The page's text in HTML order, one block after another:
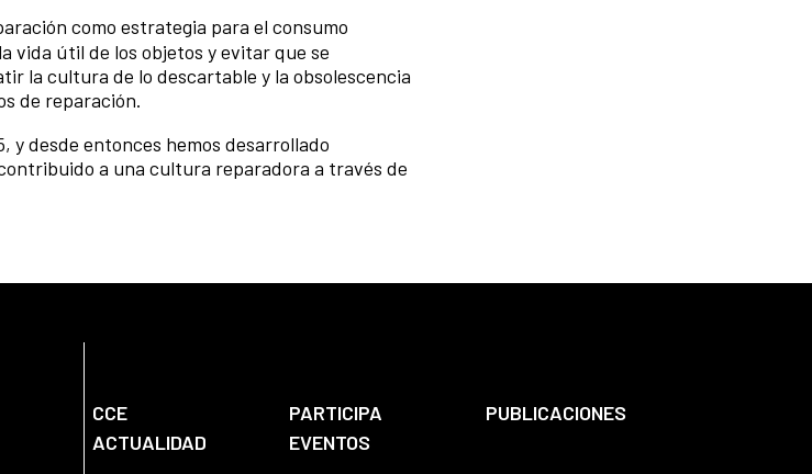
como estrategia para el consumo
vida útil de los objetos y evitar que se
la cultura de lo descartable y la obsolescencia
de reparación.
y desde entonces hemos desarrollado
a una cultura reparadora a través de
CCE PARTICIPA
PUBLICACIONES
ACTUALIDAD
EVENTOS